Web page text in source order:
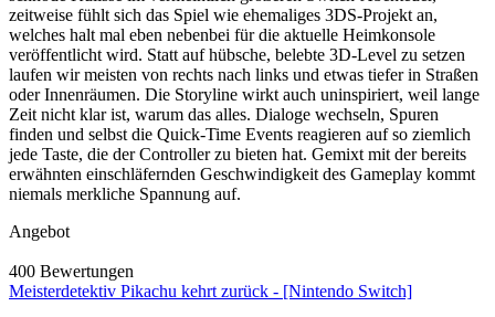
zeitweise fühlt sich das Spiel wie ehemaliges 3DS-Projekt an,
welches halt mal eben nebenbei für die aktuelle Heimkonsole
veröffentlicht wird. Statt auf hübsche, belebte 3D-Level zu setzen
laufen wir meisten von rechts nach links und etwas tiefer in Straßen
oder Innenräumen. Die Storyline wirkt auch uninspiriert, weil lange
Zeit nicht klar ist, warum das alles. Dialoge wechseln, Spuren
finden und selbst die Quick-Time Events reagieren auf so ziemlich
jede Taste, die der Controller zu bieten hat. Gemixt mit der bereits
erwähnten einschläfernden Geschwindigkeit des Gameplay kommt
niemals merkliche Spannung auf.
Angebot
400 Bewertungen
Meisterdetektiv Pikachu kehrt zurück - [Nintendo Switch]